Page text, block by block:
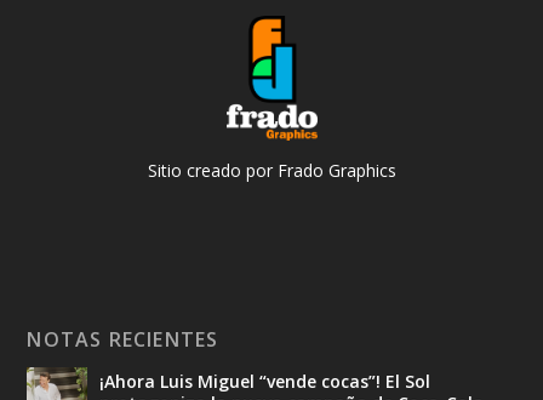
Sitio creado por Frado Graphics
NOTAS RECIENTES
¡Ahora Luis Miguel “vende cocas”! El Sol